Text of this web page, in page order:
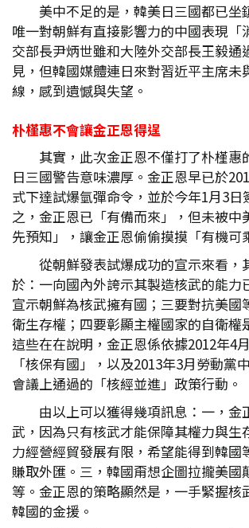
美中不足的是，韓美日三國都已坐
唯一對朝鮮有直接影響力的中國表現「
交部長尹炳世雖和大陸外交部長王毅通
見，但韓國媒體連日來對習近平主席未
線，感到遺憾與失望。
朴槿惠不會讓金正恩得逞
其實，此次金正恩不僅打了朴槿惠
日三國警告意味濃厚。金正恩早已於
式下達試爆氫彈命令，並於今年1月3日
之，金正恩已「有備而來」，但未被中
先預知」，讓金正恩偷偷摸摸「有機可
從朝鮮發表試爆成功的宣示來看，
於：一向國內外誇示其製造核武的能力
宣示朝鮮為核武擁有國；三要對抗美國
衛生存權；四要彰顯主權國家的自衛權
這些在在說明，金正恩係依據2012年4
「核保有國」，以及2013年3月勞動黨
會議上通過的「核經並進」政策行動。
由以上可以獲得幾項訊息：一，金
武，因為只有核武才能保障其權力與生
力經營經貿發展有限，希望能得到韓國
賺取外匯。三，韓國甭想企圖拉攏美國
等。金正恩的策略顯然是，一手緊握核
韓國的金援。